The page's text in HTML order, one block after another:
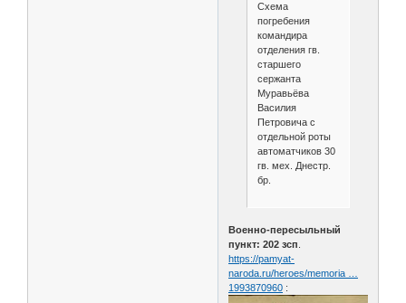
Схема
погребения
командира
отделения гв.
старшего
сержанта
Муравьёва
Василия
Петровича с
отдельной роты
автоматчиков 30
гв. мех. Днестр.
бр.
Военно-пересыльный
пункт: 202 зсп
https://pamyat-
naroda.ru/heroes/memoria …
1993870960 :